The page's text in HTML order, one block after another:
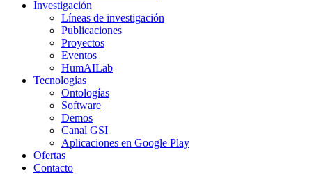
Investigación
Líneas de investigación
Publicaciones
Proyectos
Eventos
HumAILab
Tecnologías
Ontologías
Software
Demos
Canal GSI
Aplicaciones en Google Play
Ofertas
Contacto